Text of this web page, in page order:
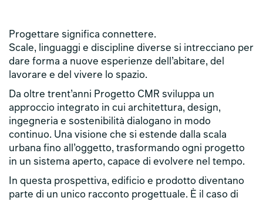
Progettare significa connettere.
Scale, linguaggi e discipline diverse si intrecciano per
dare forma a nuove esperienze dell’abitare, del
lavorare e del vivere lo spazio.
Da oltre trent’anni Progetto CMR sviluppa un
approccio integrato in cui architettura, design,
ingegneria e sostenibilità dialogano in modo
continuo. Una visione che si estende dalla scala
urbana fino all’oggetto, trasformando ogni progetto
in un sistema aperto, capace di evolvere nel tempo.
In questa prospettiva, edificio e prodotto diventano
parte di un unico racconto progettuale. È il caso di